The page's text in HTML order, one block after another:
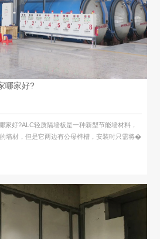
哪家好?
好?ALC轻质隔墙板是一种新型节能墙材料，
墙材，但是它两边有公母榫槽，安装时只需将�